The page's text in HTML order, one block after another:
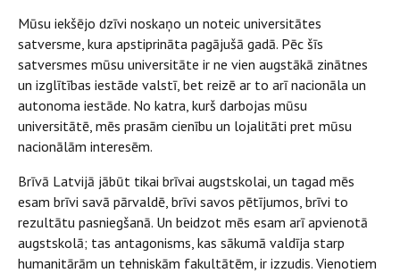
Mūsu iekšējo dzīvi noskaņo un noteic universitātes
satversme, kura apstiprināta pagājušā gadā. Pēc šīs
satversmes mūsu universitāte ir ne vien augstākā zinātnes
un izglītības iestāde valstī, bet reizē ar to arī nacionāla un
autonoma iestāde. No katra, kurš darbojas mūsu
universitātē, mēs prasām cienību un lojalitāti pret mūsu
nacionālām interesēm.
Brīvā Latvijā jābūt tikai brīvai augstskolai, un tagad mēs
esam brīvi savā pārvaldē, brīvi savos pētījumos, brīvi to
rezultātu pasniegšanā. Un beidzot mēs esam arī apvienotā
augstskolā; tas antagonisms, kas sākumā valdīja starp
humanitārām un tehniskām fakultātēm, ir izzudis. Vienotiem